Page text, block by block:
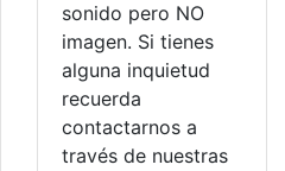
sonido pero NO
imagen. Si tienes
alguna inquietud
recuerda
contactarnos a
través de nuestras